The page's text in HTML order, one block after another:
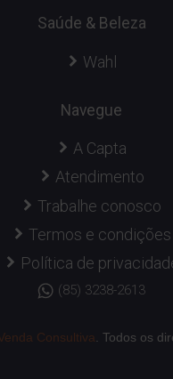
Saúde & Beleza
Wahl
Navegue
A Capta
Atendimento
Trabalhe conosco
Termos e condições
Política de
(85) 3238-2613
Consultiva . Todos os